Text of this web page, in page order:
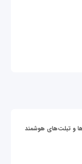
و تبلت‌های هوشمند